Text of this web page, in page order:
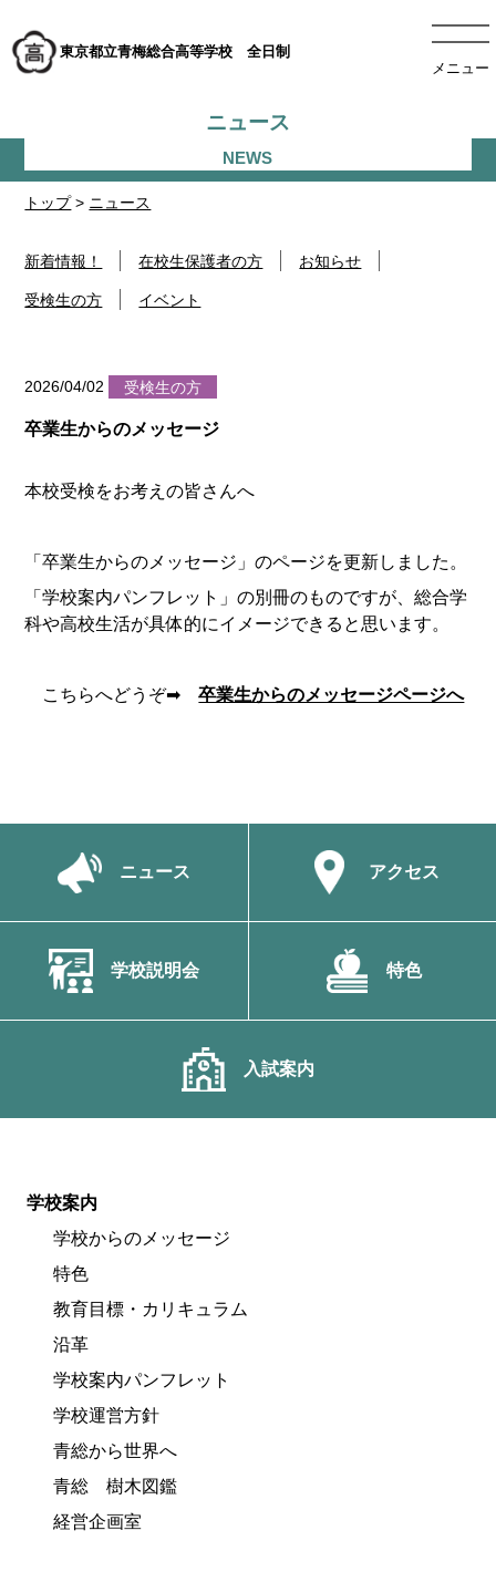
東京都立青梅総合高等学校 全日制
メニュー
トップ> ニュース
ニュース
新着情報！ 在校生保護者の方 お知らせ
受検生の方 イベント
2026/04/02 受検生の方
卒業生からのメッセージ
本校受検をお考えの皆さんへ
「卒業生からのメッセージ」のページを更新しました。
「学校案内パンフレット」の別冊のものですが、総合学
科や高校生活が具体的にイメージできると思います。
こちらへどうぞ➡卒業生からのメッセージページへ
ニュース アクセス
学校説明会 特色
入試案内
学校案内
学校からのメッセージ
特色
教育目標・カリキュラム
沿革
学校案内パンフレット
学校運営方針
青総から世界へ
青総 樹木図鑑
経営企画室